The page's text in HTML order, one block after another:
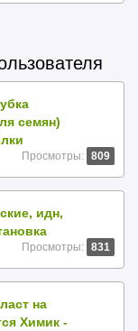
семян)
Просмотры: 809
идн,
Просмотры: 831
на
Химик -